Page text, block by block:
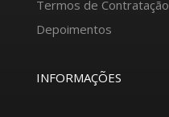
Termos de Contratação
Depoimentos
INFORMAÇÕES